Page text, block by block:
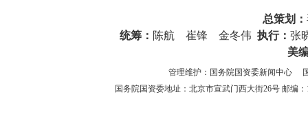
总策划：
统筹： 陈航 崔锋 金冬伟 执行： 张
美
管理维护：国务院国资委新闻中心
国务院国资委地址：北京市宣武门西大街26号 邮编